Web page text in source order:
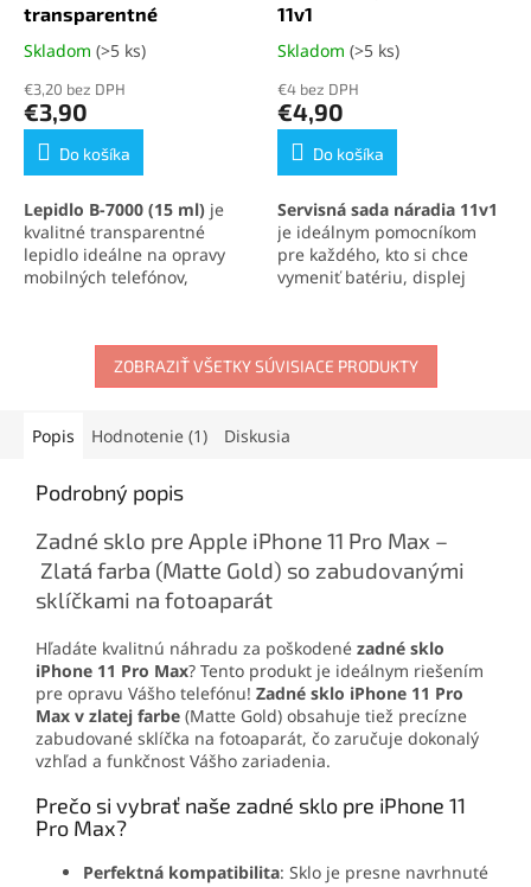
transparentné
Priemerné
produktu
je
5,0
hviezdičiek.
Skladom (>5 ks)
€3,20 bez DPH
€3,90
Do košíka
Lepidlo B-7000 (15 ml) je
kvalitné transparentné
lepidlo ideálne na opravy
mobilných telefónov,
no pružný spoj, ktorý
odoláva otrasom, vode aj
oderu. Vďaka presnej
jednoducho nanáša aj na
11v1
Priemerné
produktu
je
5,0
hviezdičiek.
Skladom (>5 ks)
€4 bez DPH
€4,90
Do košíka
Servisná sada náradia 11v1
je ideálnym pomocníkom
pre každého, kto si chce
vymeniť batériu, displej
Obsahuje skrutkovače,
otváracie nástroje, prísavku
aj vyberač SIM karty. Vďaka
demontáž mobilu aj v
ZOBRAZIŤ VŠETKY SÚVISIACE PRODUKTY
Popis Hodnotenie (1) Diskusia
Podrobný popis
Zadné sklo pre Apple iPhone 11 Pro Max –
Zlatá farba (Matte Gold) so zabudovanými
sklíčkami na fotoaparát
Hľadáte kvalitnú náhradu za poškodené zadné sklo
iPhone 11 Pro Max? Tento produkt je ideálnym riešením
pre opravu Vášho telefónu! Zadné sklo iPhone 11 Pro
Max v zlatej farbe (Matte Gold) obsahuje tiež precízne
zabudované sklíčka na fotoaparát, čo zaručuje dokonalý
vzhľad a funkčnost Vášho zariadenia.
Prečo si vybrať naše zadné sklo pre iPhone 11
Pro Max?
Perfektná kompatibilita: Sklo je presne navrhnuté